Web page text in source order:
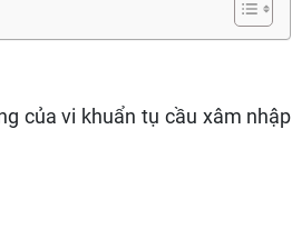
của vi khuẩn tụ cầu xâm nhập